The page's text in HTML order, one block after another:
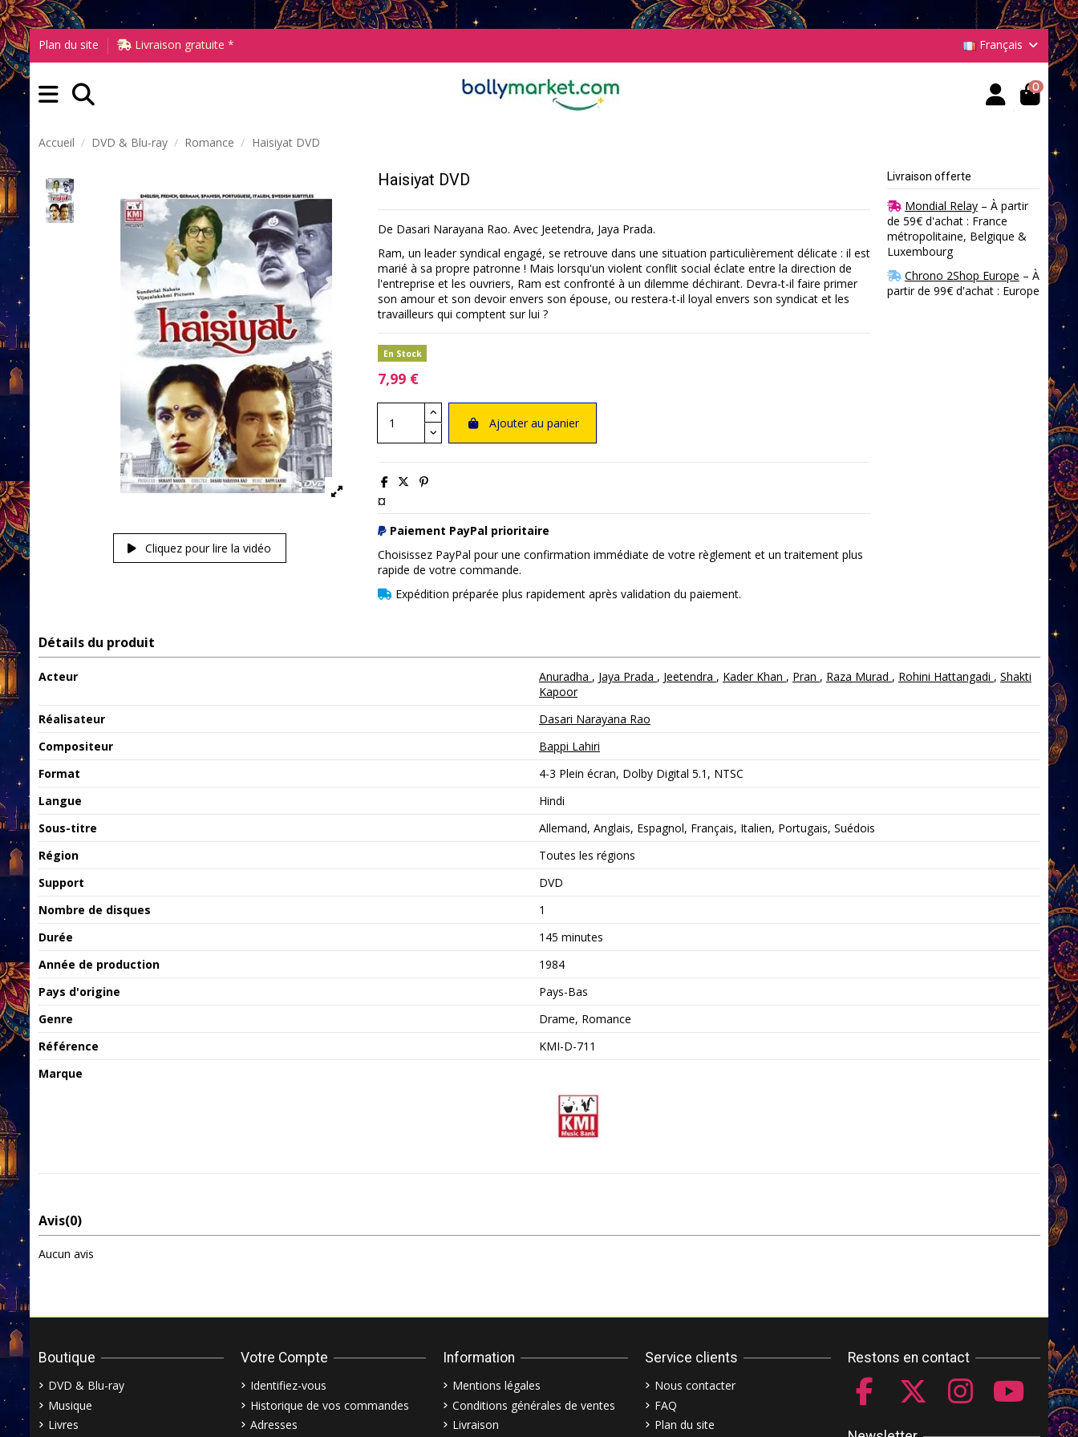
Plan du site Livraison gratuite * Français
0
Accueil DVD & Blu-ray Romance Haisiyat DVD
Cliquez pour lire la vidéo
Haisiyat DVD
De Dasari Narayana Rao. Avec Jeetendra, Jaya Prada.
Ram, un leader syndical engagé, se retrouve dans une situation particulièrement délicate : il est
marié à sa propre patronne ! Mais lorsqu'un violent conflit social éclate entre la direction de
l'entreprise et les ouvriers, Ram est confronté à un dilemme déchirant. Devra-t-il faire primer
son amour et son devoir envers son épouse, ou restera-t-il loyal envers son syndicat et les
travailleurs qui comptent sur lui ?
En Stock
7,99 €
Ajouter au panier
¤
Paiement PayPal prioritaire
Choisissez PayPal pour une confirmation immédiate de votre règlement et un traitement plus
rapide de votre commande.
Expédition préparée plus rapidement après validation du paiement.
Livraison offerte
Mondial Relay– À partir
de 59€ d'achat : France
métropolitaine, Belgique &
Luxembourg
Chrono 2Shop Europe – À
partir de 99€ d'achat : Europe
Détails du produit
Acteur Anuradha , Jaya Prada , Jeetendra , Kader Khan , Pran , Raza Murad , Rohini Hattangadi , Shakti
Kapoor
Réalisateur
Dasari Narayana Rao
Compositeur
Bappi Lahiri
Format
4-3 Plein écran, Dolby Digital 5.1, NTSC
Langue
Hindi
Sous-titre
Allemand, Anglais, Espagnol, Français, Italien, Portugais, Suédois
Région
Toutes les régions
Support
DVD
Nombre de disques
1
Durée
145 minutes
Année de production
1984
Pays d'origine
Pays-Bas
Genre
Drame, Romance
Référence
KMI-D-711
Marque
Avis(0)
Aucun avis
Boutique
DVD & Blu-ray
Musique
Livres
Votre Compte
Identifiez-vous
Historique de vos commandes
Adresses
Information
Mentions légales
Conditions générales de ventes
Livraison
Service clients
Nous contacter
FAQ
Plan du site
Restons en contact